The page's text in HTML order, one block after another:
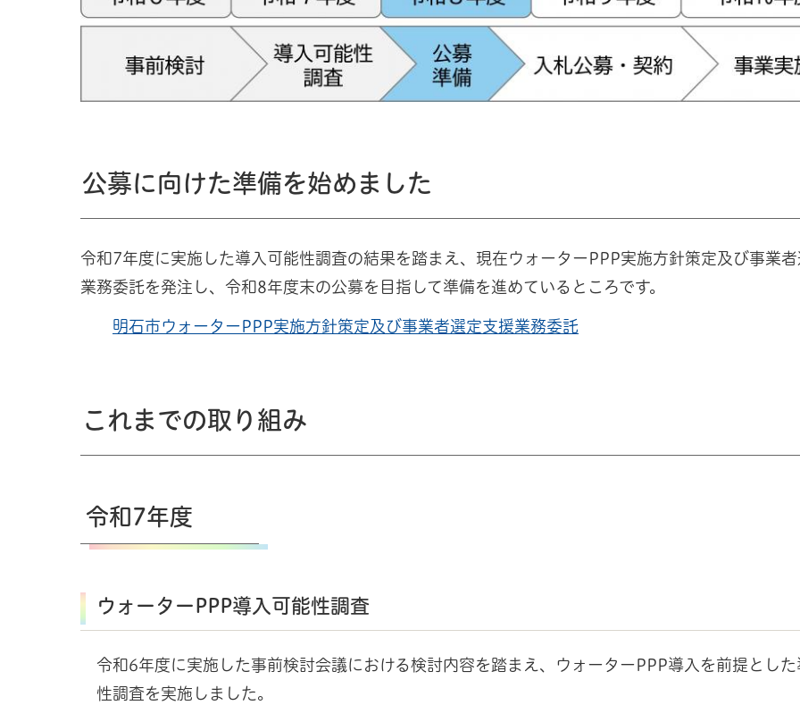
公募に向けた準備を始めました
令和7年度に実施した導入可能性調査の結果を踏まえ、現在ウォーターPPP実施方針策定及び事業
業務委託を発注し、令和8年度末の公募を目指して準備を進めているところです。
明石市ウォーターPPP実施方針策定及び事業者選定支援業務委託
これまでの取り組み
令和7年度
ウォーターPPP導入可能性調査
令和6年度に実施した事前検討会議における検討内容を踏まえ、ウォーターPPP導入を前提とし
性調査を実施しました。